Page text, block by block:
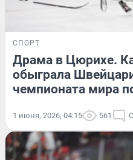
СПОРТ
Драма в Цюрихе.
обыграла
чемпионата мира
1 июня, 2026, 04:15 561